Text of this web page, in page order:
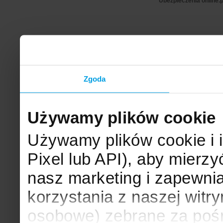
Zgoda
Używamy plików cookie
Używamy plików cookie i
Pixel lub API), aby
nasz marketing i
korzystania z naszej
osobowe) zebrane za